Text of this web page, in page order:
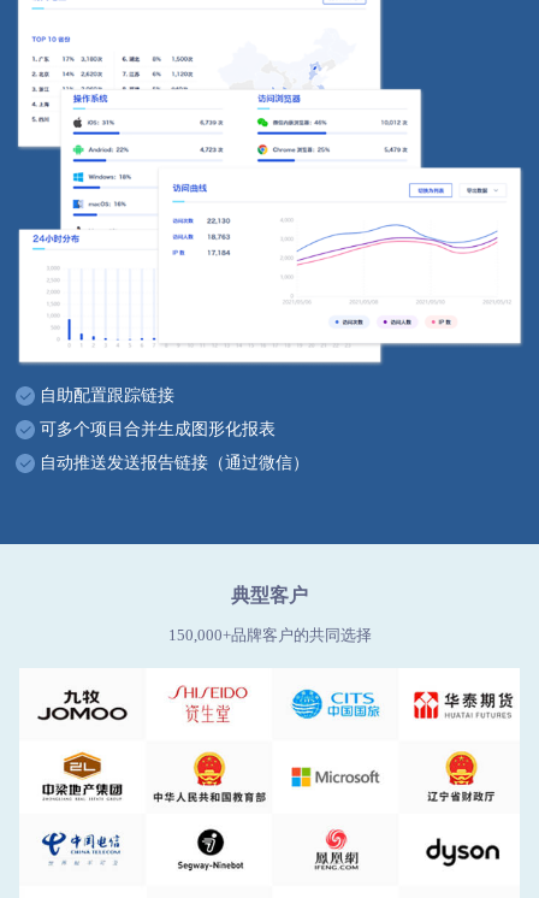
自助配置跟踪链接
可多个项目合并生成图形化报表
自动推送发送报告链接（通过微信）
典型客户
150,000+品牌客户的共同选择